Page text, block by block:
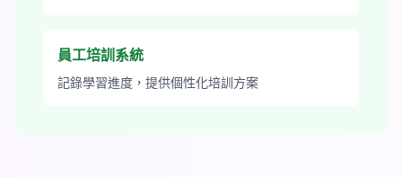
員工培訓系統
記錄學習進度，提供個性化培訓方案